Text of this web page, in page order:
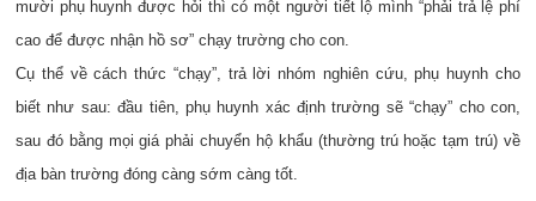
mười phụ huynh được hỏi thì có một người tiết lộ mình “phải trả lệ phí
cao để được nhận hồ sơ” chạy trường cho con.
Cụ thể về cách thức “chạy”, trả lời nhóm nghiên cứu, phụ huynh cho
biết như sau: đầu tiên, phụ huynh xác định trường sẽ “chạy” cho con,
sau đó bằng mọi giá phải chuyển hộ khẩu (thường trú hoặc tạm trú) về
địa bàn trường đóng càng sớm càng tốt.